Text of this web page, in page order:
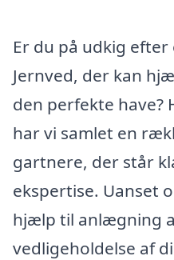
Er du på udkig
Jernved, der kan
den perfekte
har vi samlet en
gartnere, der står
ekspertise. Uanset
hjælp til anlægning
vedligeholdelse af